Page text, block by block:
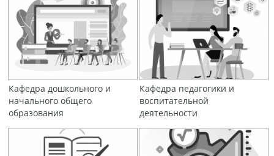
Кафедра дошкольного и
начального общего
образования
Кафедра педагогики и
воспитательной
деятельности